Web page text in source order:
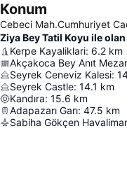
Konum
Cebeci Mah.Cumhuriyet
Ziya Bey Tatil Koyu ile
Kerpe Kayaliklari: 6.2 km
Akçakoca Bey Anıt
Seyrek Ceneviz Kalesi:
Seyrek Castle: 14.1 km
Kandıra: 15.6 km
Adapazarı Garı: 47.5 km
Sabiha Gökçen